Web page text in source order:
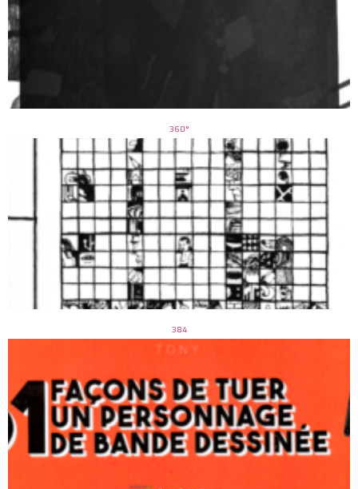
360°
384